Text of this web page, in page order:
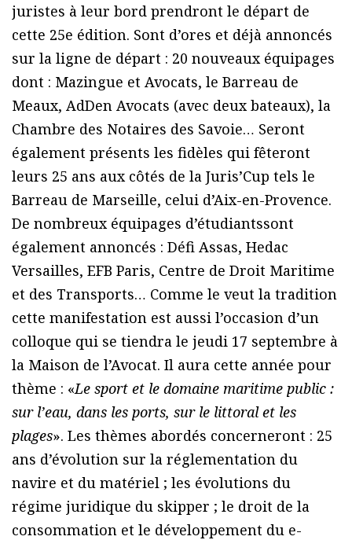
juristes à leur bord prendront le départ de
cette 25e édition. Sont d’ores et déjà annoncés
sur la ligne de départ : 20 nouveaux équipages
dont : Mazingue et Avocats, le Barreau de
Meaux, AdDen Avocats (avec deux bateaux), la
Chambre des Notaires des Savoie… Seront
également présents les fidèles qui fêteront
leurs 25 ans aux côtés de la Juris’Cup tels le
Barreau de Marseille, celui d’Aix-en-Provence.
De nombreux équipages d’étudiantssont
également annoncés : Défi Assas, Hedac
Versailles, EFB Paris, Centre de Droit Maritime
et des Transports… Comme le veut la tradition
cette manifestation est aussi l’occasion d’un
colloque qui se tiendra le jeudi 17 septembre à
la Maison de l’Avocat. Il aura cette année pour
thème : «Le sport et le domaine maritime public :
sur l’eau, dans les ports, sur le littoral et les
plages». Les thèmes abordés concerneront : 25
ans d’évolution sur la réglementation du
navire et du matériel ; les évolutions du
régime juridique du skipper ; le droit de la
consommation et le développement du e-